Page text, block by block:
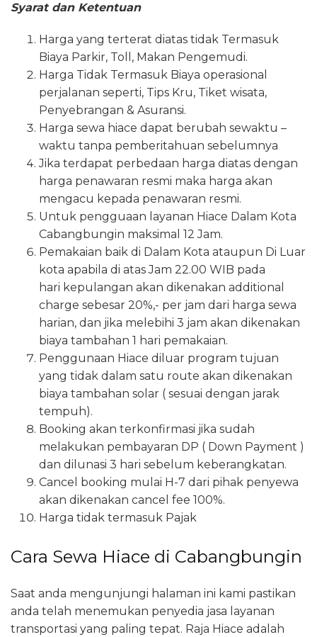
Syarat dan Ketentuan
Harga yang terterat diatas tidak Termasuk
Biaya Parkir, Toll, Makan Pengemudi.
Harga Tidak Termasuk Biaya operasional
perjalanan seperti, Tips Kru, Tiket wisata,
Penyebrangan & Asuransi.
Harga sewa hiace dapat berubah sewaktu –
waktu tanpa pemberitahuan sebelumnya
Jika terdapat perbedaan harga diatas dengan
harga penawaran resmi maka harga akan
mengacu kepada penawaran resmi.
Untuk pengguaan layanan Hiace Dalam Kota
Cabangbungin maksimal 12 Jam.
Pemakaian baik di Dalam Kota ataupun Di Luar
kota apabila di atas Jam 22.00 WIB pada
hari kepulangan akan dikenakan additional
charge sebesar 20%,- per jam dari harga sewa
harian, dan jika melebihi 3 jam akan dikenakan
biaya tambahan 1 hari pemakaian.
Penggunaan Hiace diluar program tujuan
yang tidak dalam satu route akan dikenakan
biaya tambahan solar ( sesuai dengan jarak
tempuh).
Booking akan terkonfirmasi jika sudah
melakukan pembayaran DP ( Down Payment )
dan dilunasi 3 hari sebelum keberangkatan.
Cancel booking mulai H-7 dari pihak penyewa
akan dikenakan cancel fee 100%.
Harga tidak termasuk Pajak
Cara Sewa Hiace di Cabangbungin
Saat anda mengunjungi halaman ini kami pastikan
anda telah menemukan penyedia jasa layanan
transportasi yang paling tepat. Raja Hiace adalah